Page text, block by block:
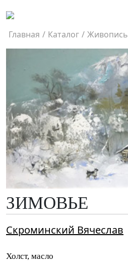
Главная / Каталог / Живопись
ЗИМОВЬЕ
Скроминский Вячеслав
Холст, масло